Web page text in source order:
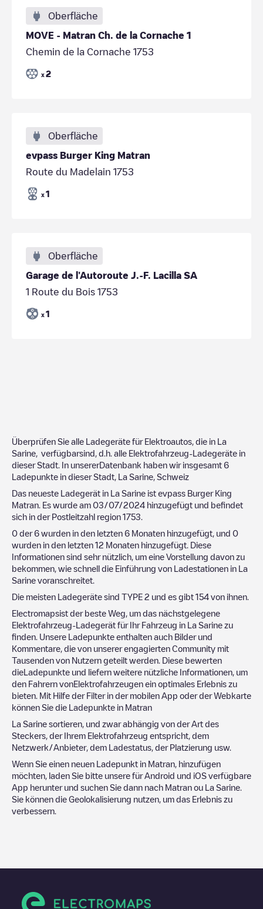
Oberfläche
MOVE - Matran Ch. de la Cornache 1
Chemin de la Cornache 1753
x 2
Oberfläche
evpass Burger King Matran
Route du Madelain 1753
x 1
Oberfläche
Garage de l'Autoroute J.-F. Lacilla SA
1 Route du Bois 1753
x 1
Überprüfen Sie alle Ladegeräte für Elektroautos, die in La
Sarine , verfügbarsind, d.h. alle Elektrofahrzeug-Ladegeräte in
dieser Stadt. In unsererDatenbank haben wir insgesamt 6
Ladepunkte in dieser Stadt, La Sarine Schweiz
Das neueste Ladegerät in La Sarine ist evpass Burger King
Matran . Es wurde am 03/07/2024 hinzugefügt und befindet
sich in der Postleitzahl region 1753
0 der 6 wurden in den letzten 6 Monaten hinzugefügt, und 0
wurden in den letzten 12 Monaten hinzugefügt. Diese
Informationen sind sehr nützlich, um eine Vorstellung davon zu
bekommen, wie schnell die Einführung von Ladestationen in La
Sarine voranschreitet.
Die meisten Ladegeräte sind TYPE 2 und es gibt 154 von ihnen.
Electromapsist der beste Weg, um das nächstgelegene
Elektrofahrzeug-Ladegerät für Ihr Fahrzeug in La Sarine zu
finden. Unsere Ladepunkte enthalten auch Bilder und
Kommentare, die von unserer engagierten Community mit
Tausenden von Nutzern geteilt werden. Diese bewerten
dieLadepunkte und liefern weitere nützliche Informationen, um
den Fahrern vonElektrofahrzeugen ein optimales Erlebnis zu
bieten. Mit Hilfe der Filter in der mobilen App oder der Webkarte
können Sie die Ladepunkte in Matran
La Sarine sortieren, und zwar abhängig von der Art des
Steckers, der Ihrem Elektrofahrzeug entspricht, dem
Netzwerk/Anbieter, dem Ladestatus, der Platzierung usw.
Wenn Sie einen neuen Ladepunkt in Matran , hinzufügen
möchten, laden Sie bitte unsere für Android und iOS verfügbare
App herunter und suchen Sie dann nach Matran ou La Sarine
Sie können die Geolokalisierung nutzen, um das Erlebnis zu
verbessern.